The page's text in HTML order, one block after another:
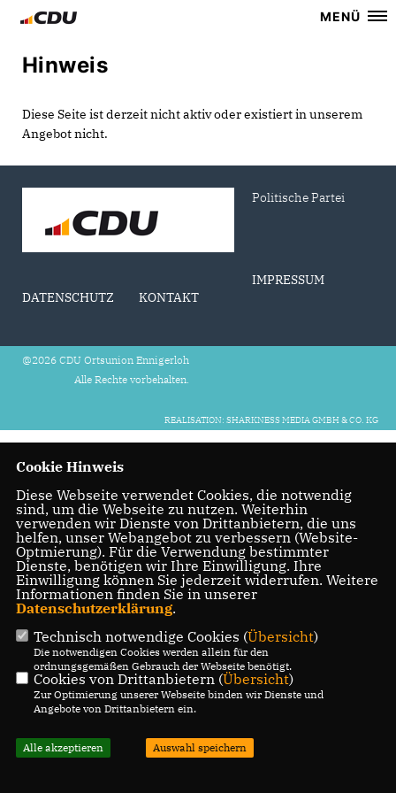
MENÜ
Hinweis
Diese Seite ist derzeit nicht aktiv oder existiert in unserem
Angebot nicht.
Politische Partei
IMPRESSUM
DATENSCHUTZ
KONTAKT
@2026 CDU Ortsunion Ennigerloh
Alle Rechte vorbehalten.
REALISATION: SHARKNESS MEDIA GMBH & CO. KG
Cookie Hinweis
Diese Webseite verwendet Cookies, die notwendig
sind, um die Webseite zu nutzen. Weiterhin
verwenden wir Dienste von Drittanbietern, die uns
helfen, unser Webangebot zu verbessern (Website-
Optmierung). Für die Verwendung bestimmter
Dienste, benötigen wir Ihre Einwilligung. Ihre
Einwilligung können Sie jederzeit widerrufen. Weitere
Informationen finden Sie in unserer
Datenschutzerklärung.
Technisch notwendige Cookies (Übersicht)
Die notwendigen Cookies werden allein für den
ordnungsgemäßen Gebrauch der Webseite benötigt.
Cookies von Drittanbietern (Übersicht)
Zur Optimierung unserer Webseite binden wir Dienste und
Angebote von Drittanbietern ein.
Alle akzeptieren Auswahl speichern